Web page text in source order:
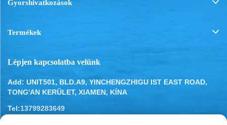
Gyorshivatkozások
Termékek
Lépjen kapcsolatba velünk
Add: UNIT501, BLD.A9, YINCHENGZHIGU IST EAST ROAD,
TONG'AN KERÜLET, XIAMEN, KÍNA
Tel:13799283649